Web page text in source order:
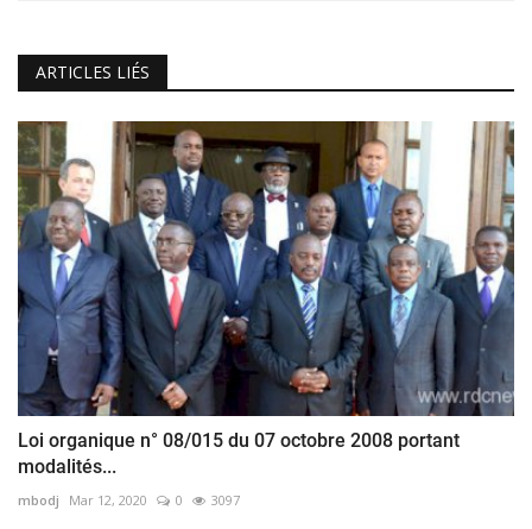
ARTICLES LIÉS
Loi organique n° 08/015 du 07 octobre 2008 portant
modalités...
mbodj Mar 12, 2020 0 3097